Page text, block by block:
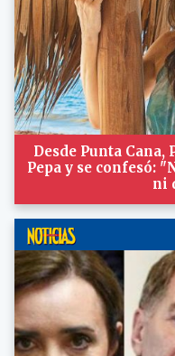
Desde Punta
Pepa y se confesó:
ni